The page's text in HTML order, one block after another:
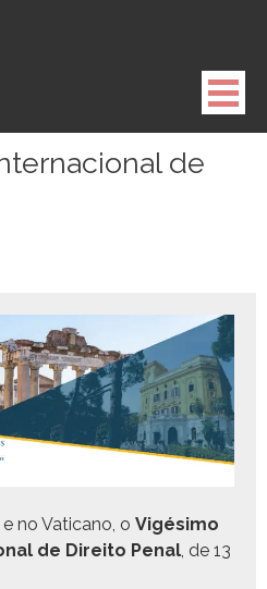
de
no Vat­i­cano, o Vigési­mo
de Dire­ito Penal, de 13